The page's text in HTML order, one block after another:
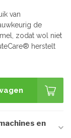
van
de
zodat wol niet
herstelt
en